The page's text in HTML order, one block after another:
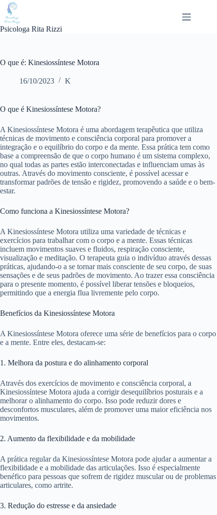
Pular
para
conteúdo
Psicologa Rita Rizzi
O que é: Kinesiossíntese Motora
16/10/2023 K
O que é Kinesiossíntese Motora?
A Kinesiossíntese Motora é uma abordagem terapêutica que utiliza
técnicas de movimento e consciência corporal para promover a
integração e o equilíbrio do corpo e da mente. Essa prática tem como
base a compreensão de que o corpo humano é um sistema complexo,
no qual todas as partes estão interconectadas e influenciam umas às
outras. Através do movimento consciente, é possível acessar e
transformar padrões de tensão e rigidez, promovendo a saúde e o bem-
estar.
Como funciona a Kinesiossíntese Motora?
A Kinesiossíntese Motora utiliza uma variedade de técnicas e
exercícios para trabalhar com o corpo e a mente. Essas técnicas
incluem movimentos suaves e fluidos, respiração consciente,
visualização e meditação. O terapeuta guia o indivíduo através dessas
práticas, ajudando-o a se tornar mais consciente de seu corpo, de suas
sensações e de seus padrões de movimento. Ao trazer essa consciência
para o presente momento, é possível liberar tensões e bloqueios,
permitindo que a energia flua livremente pelo corpo.
Benefícios da Kinesiossíntese Motora
A Kinesiossíntese Motora oferece uma série de benefícios para o corpo
e a mente. Entre eles, destacam-se:
1. Melhora da postura e do alinhamento corporal
Através dos exercícios de movimento e consciência corporal, a
Kinesiossíntese Motora ajuda a corrigir desequilíbrios posturais e a
melhorar o alinhamento do corpo. Isso pode reduzir dores e
desconfortos musculares, além de promover uma maior eficiência nos
movimentos.
2. Aumento da flexibilidade e da mobilidade
A prática regular da Kinesiossíntese Motora pode ajudar a aumentar a
flexibilidade e a mobilidade das articulações. Isso é especialmente
benéfico para pessoas que sofrem de rigidez muscular ou de problemas
articulares, como artrite.
3. Redução do estresse e da ansiedade